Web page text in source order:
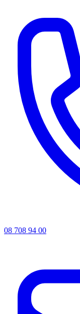
08 708 94 00